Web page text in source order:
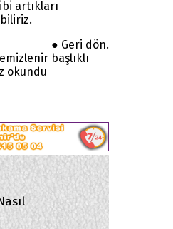
artıkları
● Geri dön.
başlıklı
okundu